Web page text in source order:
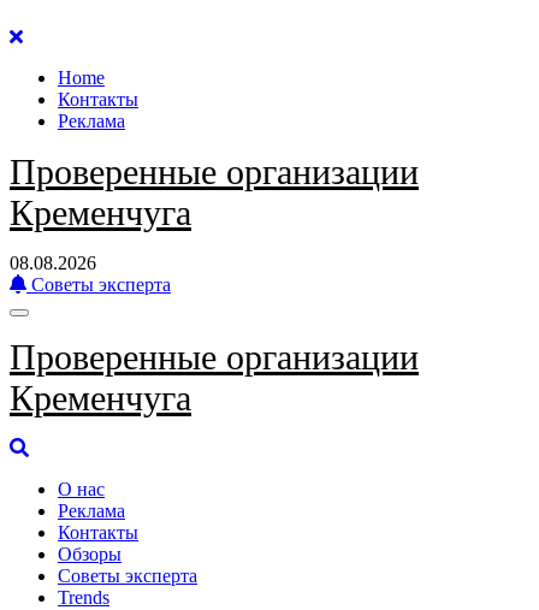
Перейти
содержанию
Home
Контакты
Реклама
Проверенные организации
Кременчуга
08.08.2026
Советы эксперта
Проверенные организации
Кременчуга
О нас
Реклама
Контакты
Обзоры
Советы эксперта
Trends